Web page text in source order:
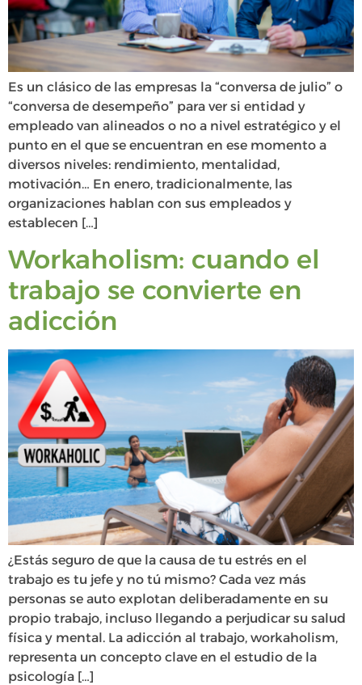
Es un clásico de las empresas la “conversa de julio” o
“conversa de desempeño” para ver si entidad y
empleado van alineados o no a nivel estratégico y el
punto en el que se encuentran en ese momento a
diversos niveles: rendimiento, mentalidad,
motivación… En enero, tradicionalmente, las
organizaciones hablan con sus empleados y
establecen […]
Workaholism: cuando el
trabajo se convierte en
adicción
¿Estás seguro de que la causa de tu estrés en el
trabajo es tu jefe y no tú mismo? Cada vez más
personas se auto explotan deliberadamente en su
propio trabajo, incluso llegando a perjudicar su salud
física y mental. La adicción al trabajo, workaholism,
representa un concepto clave en el estudio de la
psicología […]